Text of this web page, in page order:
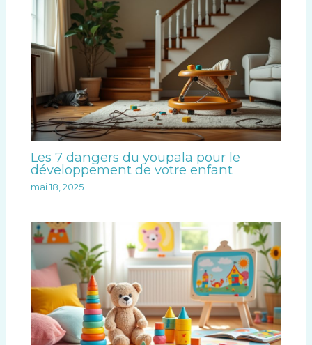
Les 7 dangers du youpala pour le
développement de votre enfant
mai 18, 2025